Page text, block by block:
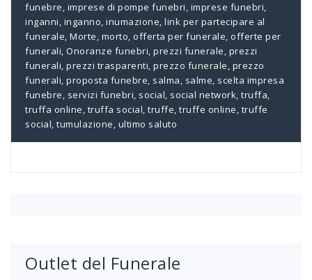
funebre, imprese di pompe funebri, imprese funebri,
inganni, inganno, inumazione, link per partecipare al
funerale, Morte, morto, offerta per funerale, offerte per
funerali, Onoranze funebri, prezzi funerale, prezzi
funerali, prezzi trasparenti, prezzo funerale, prezzo
funerali, proposta funebre, salma, salme, scelta impresa
funebre, servizi funebri, social, social network, truffa,
truffa online, truffa social, truffe, truffe online, truffe
social, tumulazione, ultimo saluto
Outlet del Funerale